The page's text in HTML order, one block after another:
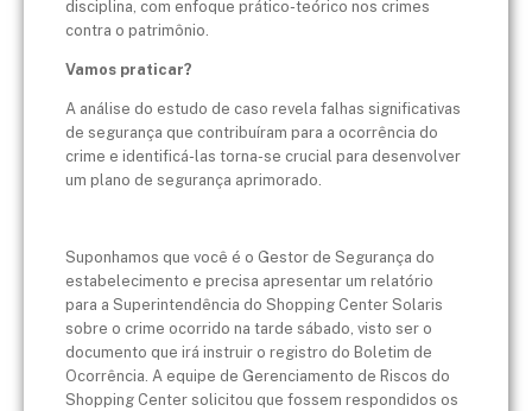
disciplina, com enfoque prático-teórico nos crimes
contra o patrimônio.
Vamos praticar?
A análise do estudo de caso revela falhas significativas
de segurança que contribuíram para a ocorrência do
crime e identificá-las torna-se crucial para desenvolver
um plano de segurança aprimorado.
Suponhamos que você é o Gestor de Segurança do
estabelecimento e precisa apresentar um relatório
para a Superintendência do Shopping Center Solaris
sobre o crime ocorrido na tarde sábado, visto ser o
documento que irá instruir o registro do Boletim de
Ocorrência. A equipe de Gerenciamento de Riscos do
Shopping Center solicitou que fossem respondidos os